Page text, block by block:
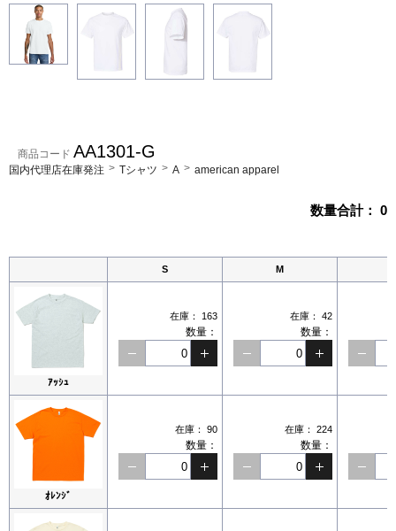
商品コード AA1301-G
国内代理店在庫発注 Tシャツ A american apparel
数量合計： 0
S M
ｱｯｼｭ
在庫： 163
数量：
在庫： 42
数量：
ｵﾚﾝｼﾞ
在庫： 90
数量：
在庫： 224
数量：